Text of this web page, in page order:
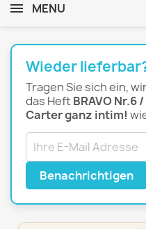
MENU
Wieder
Tragen Sie sich ein,
das Heft BRAVO Nr.6
Carter ganz intim!
Benachrichtigen